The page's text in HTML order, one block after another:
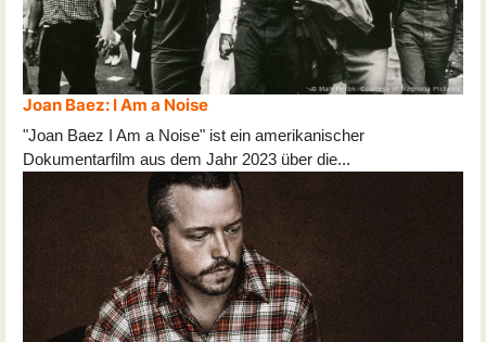
Joan Baez: I Am a Noise
"Joan Baez I Am a Noise" ist ein amerikanischer
Dokumentarfilm aus dem Jahr 2023 über die...